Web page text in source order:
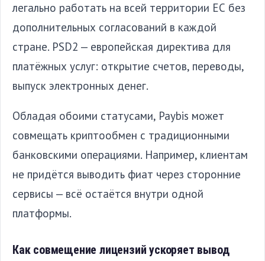
легально работать на всей территории ЕС без
дополнительных согласований в каждой
стране. PSD2 — европейская директива для
платёжных услуг: открытие счетов, переводы,
выпуск электронных денег.
Обладая обоими статусами, Paybis может
совмещать криптообмен с традиционными
банковскими операциями. Например, клиентам
не придётся выводить фиат через сторонние
сервисы — всё остаётся внутри одной
платформы.
Как совмещение лицензий ускоряет вывод